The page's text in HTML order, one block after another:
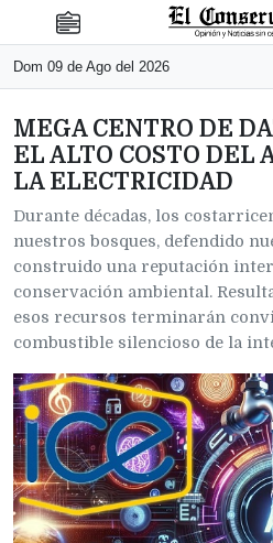
Dom 09 de Ago del 2026
MEGA CENTRO DE
EL ALTO COSTO DEL
LA ELECTRICIDAD
Durante décadas, los
nuestros bosques, defendido
construido una reputación
conservación ambiental.
esos recursos terminarán
combustible silencioso de la